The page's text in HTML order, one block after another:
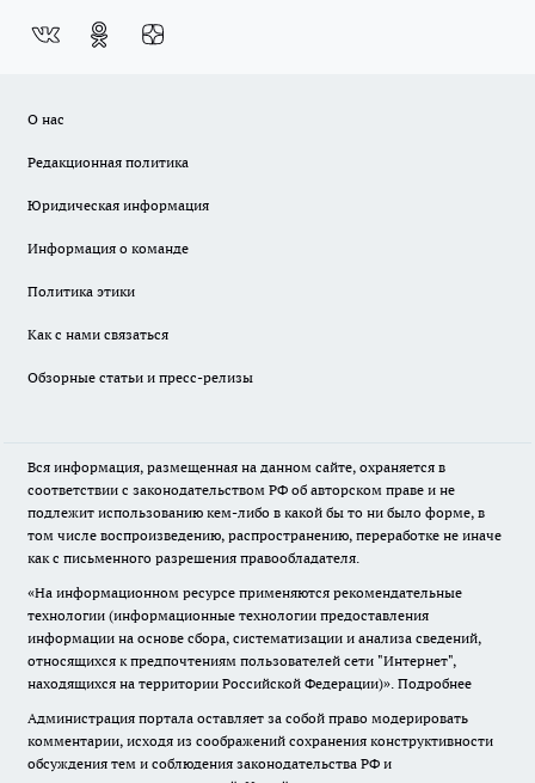
О нас
Редакционная политика
Юридическая информация
Информация о команде
Политика этики
Как с нами связаться
Обзорные статьи и пресс-релизы
Вся информация, размещенная на данном сайте, охраняется в
соответствии с законодательством РФ об авторском праве и не
подлежит использованию кем-либо в какой бы то ни было форме, в
том числе воспроизведению, распространению, переработке не иначе
как с письменного разрешения правообладателя.
«На информационном ресурсе применяются рекомендательные
технологии (информационные технологии предоставления
информации на основе сбора, систематизации и анализа сведений,
относящихся к предпочтениям пользователей сети "Интернет",
находящихся на территории Российской Федерации)». Подробнее
Администрация портала оставляет за собой право модерировать
комментарии, исходя из соображений сохранения конструктивности
обсуждения тем и соблюдения законодательства РФ и